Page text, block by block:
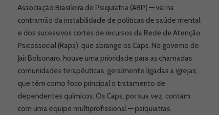
Associação Brasileira de Psiquiatria (ABP) — vai na
contramão da instabilidade de políticas de saúde mental
e dos sucessivos cortes de recursos da Rede de Atenção
Psicossocial (Raps), que abrange os Caps. No governo de
Jair Bolsonaro, houve uma prioridade para as chamadas
comunidades terapêuticas, geralmente ligadas a igrejas,
que têm como foco principal o tratamento de
dependentes químicos. Os Caps, por sua vez, contam
com uma equipe multiprofissional — psiquiatras,